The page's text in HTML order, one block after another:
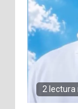
2 lectura